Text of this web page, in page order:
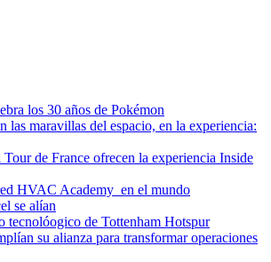
los 30 años de Pokémon
las maravillas del espacio, en la experiencia:
de France ofrecen la experiencia Inside
HVAC Academy en el mundo
se alían
tecnolóogico de Tottenham Hotspur
su alianza para transformar operaciones